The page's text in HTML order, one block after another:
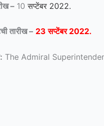
– 10सप्टेंबर 2022.
तारीख – 23 सप्टेंबर 2022.
The Admiral